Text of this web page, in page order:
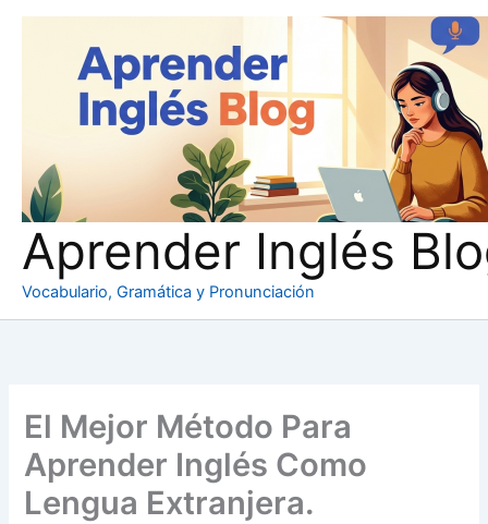
Aprender Inglés
Vocabulario, Gramática y Pronunciación
El Mejor Método Para
Aprender Inglés Como
Lengua Extranjera.